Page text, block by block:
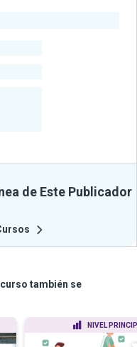
de Este Publicador
también se
NIVEL